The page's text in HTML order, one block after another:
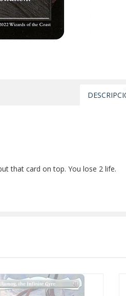
that card on top. You lose 2 life.